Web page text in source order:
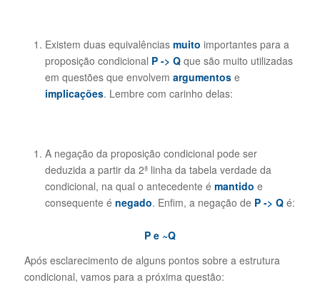
Existem duas equivalências muito importantes para a
proposição condicional P -> Qque são muito utilizadas
em questões que envolvem argumentose
implicações. Lembre com carinho delas:
A negação da proposição condicional pode ser
deduzida a partir da 2ª linha da tabela verdade da
condicional, na qual o antecedente é mantido e
consequente é negado. Enfim, a negação de P -> Qé:
P e ~Q
Após esclarecimento de alguns pontos sobre a estrutura
condicional, vamos para a próxima questão: